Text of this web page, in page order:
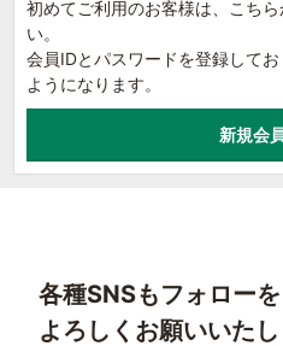
初めてご利用のお客様は、こち
い。
会員IDとパスワードを登録して
ようになります。
各種SNSもフォローを
よろしくお願いいたし